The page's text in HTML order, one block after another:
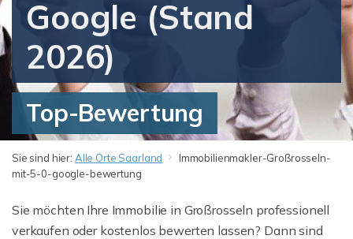
Google (Stand
2026)
Top-Bewertung
Sie sind hier: Alle Orte Saarland
Immobilienmakler-Großrosseln-
mit-5-0-google-bewertung
Sie möchten Ihre Immobilie in Großrosseln professionell
verkaufen oder kostenlos bewerten lassen? Dann sind